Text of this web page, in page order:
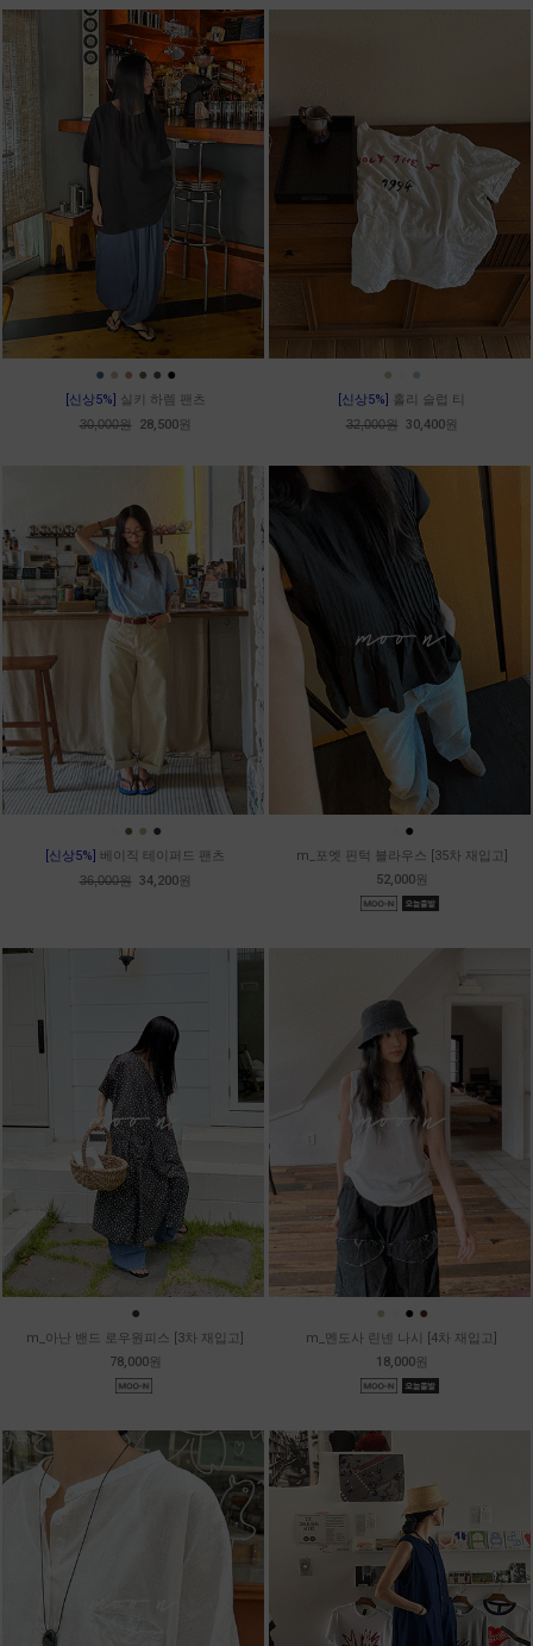
● ● ● ● ● ●
[신상5%] 실키 하렘 팬츠
30,000원 28,500원
● ●
[신상5%] 홀리 슬럽 티
32,000원 30,400원
● ● ●
[신상5%] 베이직 테이퍼드 팬츠
36,000원 34,200원
●
m_포엣 핀턱 블라우스 [35차 재입고]
52,000원
●
m_아난 밴드 로우원피스 [3차 재입고]
78,000원
● ● ●
m_멘도사 린넨 나시 [4차 재입고]
18,000원